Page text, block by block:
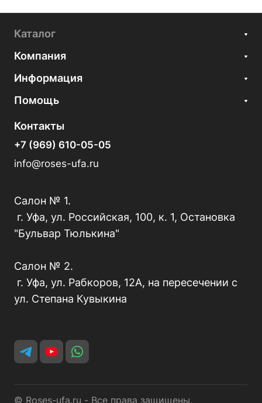
Каталог
Компания
Информация
Помощь
Контакты
+7 (969) 610-05-05
info@roses-ufa.ru
Салон № 1.
г. Уфа, ул. Российская, 100, к. 1, Остановка
"Бульвар Тюлькина"
Салон № 2.
г. Уфа, ул. Рабкоров, 12А, на пересечении с
ул. Степана Кувыкина
© Roses-ufa.ru - Все права защищены.